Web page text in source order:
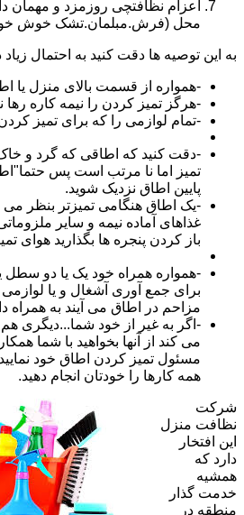
محل (فرش.مبلمان.تشک خوش خواب
به این توصیه ها دقت کنید به احتمال
-همواره از قسمت بالای منزل یا
-هرگز تمیز کردن را نیمه کاره رها
-تمام لوازمی را که برای تمیز
-دقت کنید که اطاقی که گرد و
تمیز اما نا مرتب است پس
پایین اطاق نزدیک شوید.
-یک اطاق هنگامی تمیزتر بنظر
غذاهای آماده نیمه و سایر
باز کردن پنجره ها بگذارید هوای
-همواره همراه خود یک یا دو سطل
برای جمع آوری آشغال و یا لوازمی
مزاحم در اطاق می آیند به همراه
-اگر به غیر از خود شما...دیگری
می کند از آنها بخواهید با شما
مسئول تمیز کردن اطاق خود
همه کارها را خودتان انجام دهید.
شرکت
نظافت منزل
این افتخار
دارد که
همشیه
خدمت گذار
منطقه در